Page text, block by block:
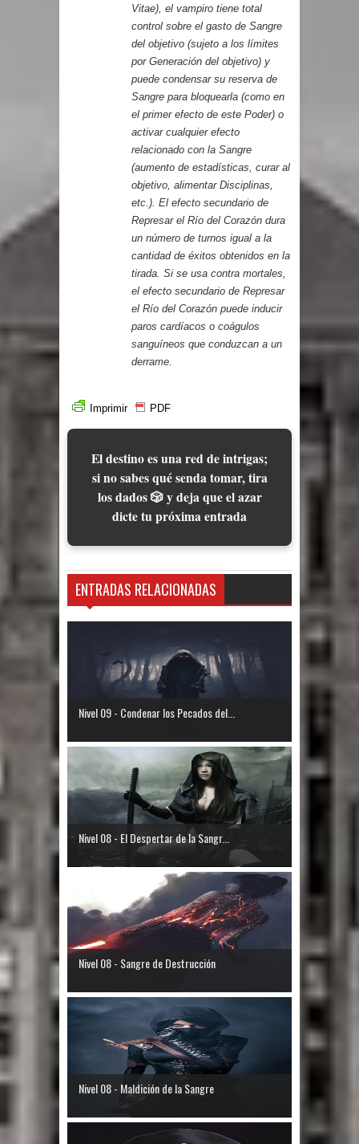
Vitae), el vampiro tiene total
control sobre el gasto de Sangre
del objetivo (sujeto a los límites
por Generación del objetivo) y
puede condensar su reserva de
Sangre para bloquearla (como en
el primer efecto de este Poder) o
activar cualquier efecto
relacionado con la Sangre
(aumento de estadísticas, curar al
objetivo, alimentar Disciplinas,
etc.). El efecto secundario de
Represar el Río del Corazón dura
un número de turnos igual a la
cantidad de éxitos obtenidos en la
tirada. Si se usa contra mortales,
el efecto secundario de Represar
el Río del Corazón puede inducir
paros cardíacos o coágulos
sanguíneos que conduzcan a un
derrame.
Imprimir PDF
El destino es una red de intrigas;
si no sabes qué senda tomar, tira
los dados 🎲 y deja que el azar
dicte tu próxima entrada
ENTRADAS RELACIONADAS
Nivel 09 - Condenar los Pecados del...
Nivel 08 - El Despertar de la Sangr...
Nivel 08 - Sangre de Destrucción
Nivel 08 - Maldición de la Sangre